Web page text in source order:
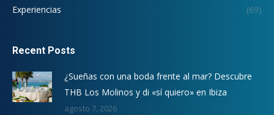
Experiencias
(69)
Recent Posts
¿Sueñas con una boda frente al mar? Descubre
THB Los Molinos y di «sí quiero» en Ibiza
agosto 7, 2026